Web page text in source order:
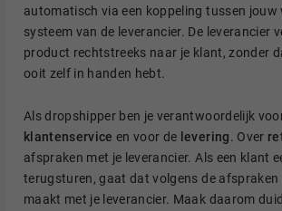
automatisch via een koppeling tussen jouw
systeem van de leverancier. De leverancier
product rechtstreeks naar je klant, zonder
ooit zelf in handen hebt.
Als dropshipper ben je verantwoordelijk
klantenservice en voor de levering. Over
afspraken met je leverancier. Als een klant
terugsturen, gaat dat volgens de afspraken
maakt met je leverancier. Maak daarom